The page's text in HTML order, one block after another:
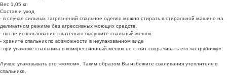
Вес 1,05 кг.
Состав и уход
- в случае сильных загрязнений спальное одеяло можно стирать в стиральной машине на
деликатном режиме без агрессивных моющих средств.
- после использования тщательно высушите спальный мешок
- храните спальник по возможности в неупакованном виде
- при упаковке спальника в компрессионный мешок не стоит сворачивать его «в трубочку».
Лучше упаковывать его «комом». Таким образом Вы избежите сваливания утеплителя в
спальнике.
Мы Вконтакте
Следите за нашей группой, регулярно постим актуальные
новости, промокоды и акционные предложения.